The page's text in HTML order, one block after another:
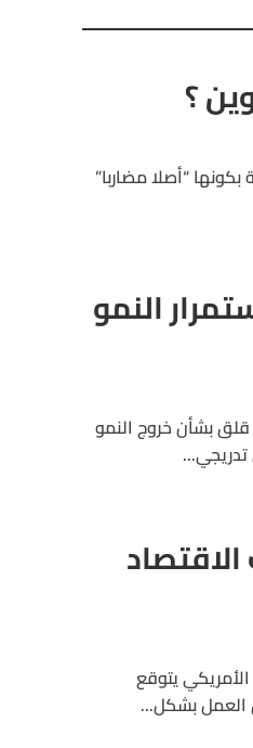
؟
“أصلا مضاربا”
النمو
قلق بشأن خروج النمو
الأمريكي يتوقع
العمل بشكل...